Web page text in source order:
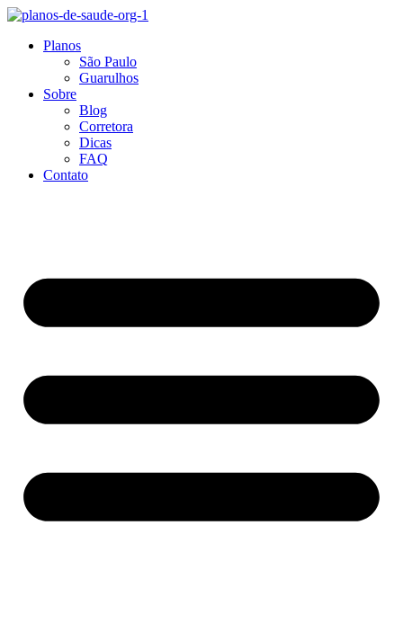
Ir
Planos
São Paulo
Guarulhos
Sobre
Blog
Corretora
Dicas
FAQ
Contato